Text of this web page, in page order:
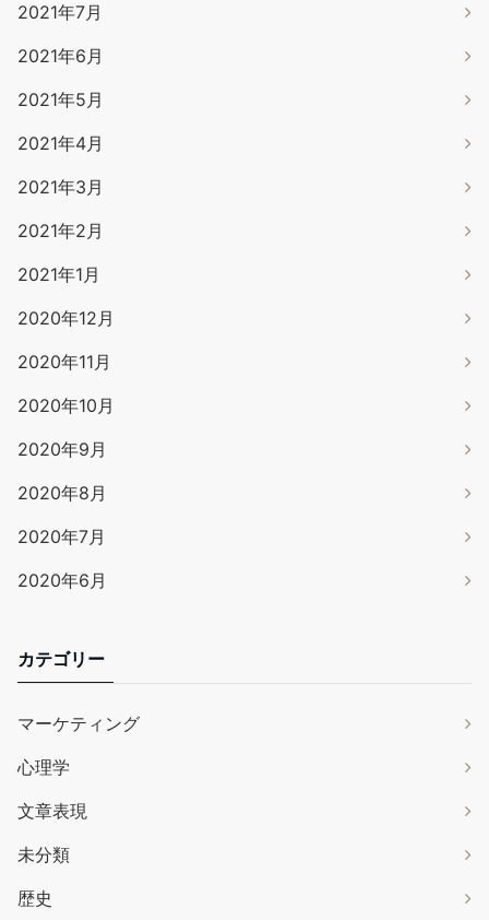
2021年7月
2021年6月
2021年5月
2021年4月
2021年3月
2021年2月
2021年1月
2020年12月
2020年11月
2020年10月
2020年9月
2020年8月
2020年7月
2020年6月
カテゴリー
マーケティング
心理学
文章表現
未分類
歴史